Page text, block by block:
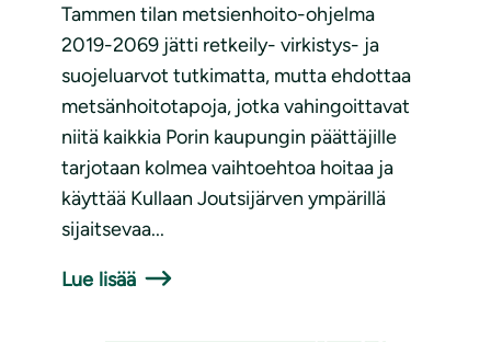
Tammen tilan metsienhoito-ohjelma
2019-2069 jätti retkeily- virkistys- ja
suojeluarvot tutkimatta, mutta ehdottaa
metsänhoitotapoja, jotka vahingoittavat
niitä kaikkia Porin kaupungin päättäjille
tarjotaan kolmea vaihtoehtoa hoitaa ja
käyttää Kullaan Joutsijärven ympärillä
sijaitsevaa...
Lue lisää